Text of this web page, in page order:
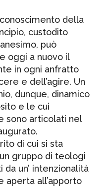
della
custodito
può
oggi a nuovo il
in ogni anfratto
e dell’agire. Un
dunque, dinamico
e le cui
sono articolati nel
di cui si sta
gruppo di teologi
un’ intenzionalità
all’apporto